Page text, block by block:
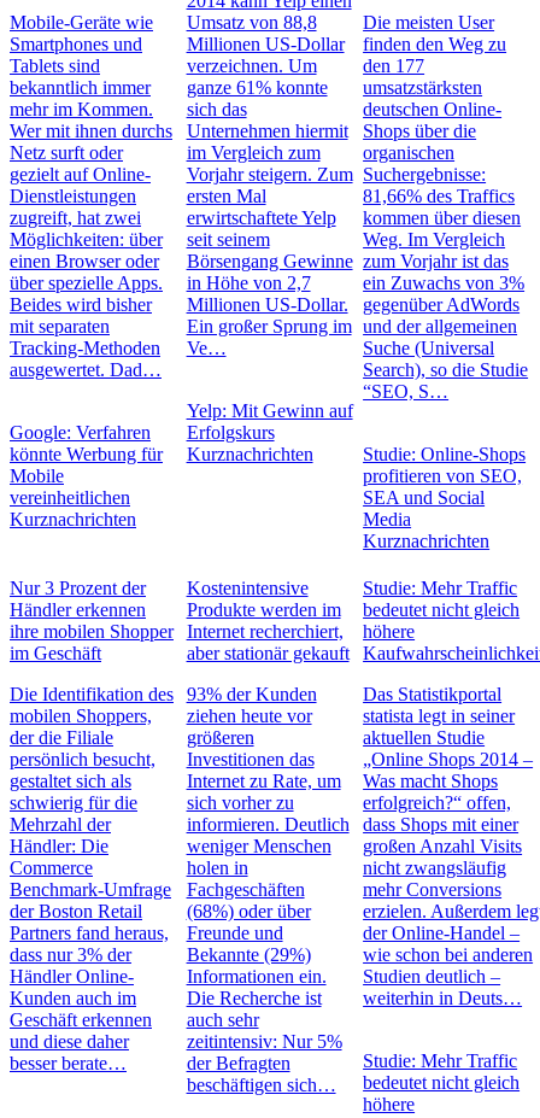
Mobile-Geräte wie
Smartphones und
Tablets sind
bekanntlich immer
mehr im Kommen.
Wer mit ihnen durchs
Netz surft oder
gezielt auf Online-
Dienstleistungen
zugreift, hat zwei
Möglichkeiten: über
einen Browser oder
über spezielle Apps.
Beides wird bisher
mit separaten
Tracking-Methoden
ausgewertet. Dad…
Google: Verfahren
könnte Werbung für
Mobile
vereinheitlichen
Kurznachrichten
Umsatz von 88,8
Millionen US-Dollar
verzeichnen. Um
ganze 61% konnte
sich das
Unternehmen hiermit
im Vergleich zum
Vorjahr steigern. Zum
ersten Mal
erwirtschaftete Yelp
seit seinem
Börsengang Gewinne
in Höhe von 2,7
Millionen US-Dollar.
Ein großer Sprung im
Ve…
Yelp: Mit Gewinn auf
Erfolgskurs
Kurznachrichten
Die meisten User
finden den Weg zu
den 177
umsatzstärksten
deutschen Online-
Shops über die
organischen
Suchergebnisse:
81,66% des Traffics
kommen über diesen
Weg. Im Vergleich
zum Vorjahr ist das
ein Zuwachs von 3%
gegenüber AdWords
und der allgemeinen
Suche (Universal
Search), so die Studie
“SEO, S…
Studie: Online-Shops
profitieren von SEO,
SEA und Social
Media
Kurznachrichten
Nur 3 Prozent der
Händler erkennen
ihre mobilen Shopper
im Geschäft
Die Identifikation des
mobilen Shoppers,
der die Filiale
persönlich besucht,
gestaltet sich als
schwierig für die
Mehrzahl der
Händler: Die
Commerce
Benchmark-Umfrage
der Boston Retail
Partners fand heraus,
dass nur 3% der
Händler Online-
Kunden auch im
Geschäft erkennen
und diese daher
besser berate…
Kostenintensive
Produkte werden im
Internet recherchiert,
aber stationär gekauft
93% der Kunden
ziehen heute vor
größeren
Investitionen das
Internet zu Rate, um
sich vorher zu
informieren. Deutlich
weniger Menschen
holen in
Fachgeschäften
(68%) oder über
Freunde und
Bekannte (29%)
Informationen ein.
Die Recherche ist
auch sehr
zeitintensiv: Nur 5%
der Befragten
beschäftigen sich…
Studie: Mehr Traffic
bedeutet nicht gleich
höhere
Das Statistikportal
statista legt in seiner
aktuellen Studie
„Online Shops 2014 –
Was macht Shops
erfolgreich?“ offen,
dass Shops mit einer
großen Anzahl Visits
nicht zwangsläufig
mehr Conversions
erzielen. Außerdem
der Online-Handel –
wie schon bei anderen
Studien deutlich –
weiterhin in Deuts…
Studie: Mehr Traffic
bedeutet nicht gleich
höhere